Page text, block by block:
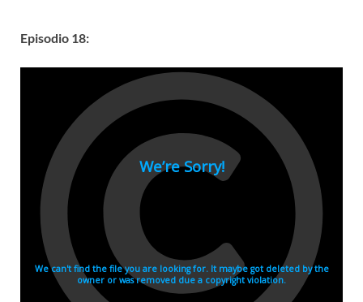
Episodio 18: